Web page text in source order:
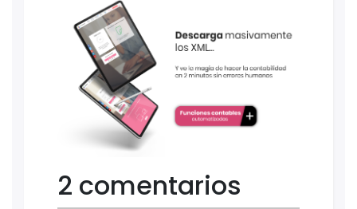
2 comentarios